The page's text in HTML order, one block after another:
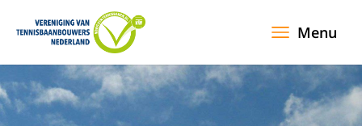
Menu